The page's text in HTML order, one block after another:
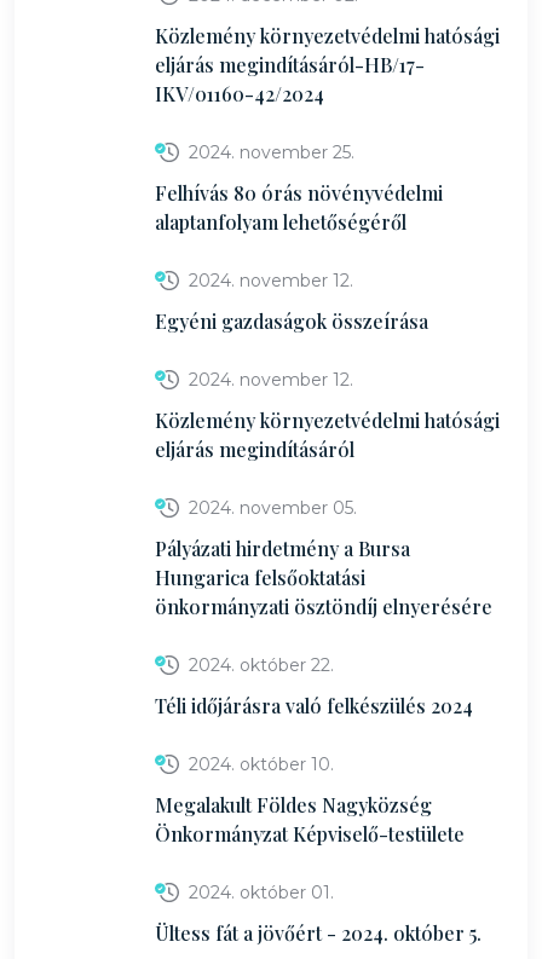
Közlemény környezetvédelmi hatósági
eljárás megindításáról-HB/17-
IKV/01160-42/2024
2024. november 25.
Felhívás 80 órás növényvédelmi
alaptanfolyam lehetőségéről
2024. november 12.
Egyéni gazdaságok összeírása
2024. november 12.
Közlemény környezetvédelmi hatósági
eljárás megindításáról
2024. november 05.
Pályázati hirdetmény a Bursa
Hungarica felsőoktatási
önkormányzati ösztöndíj elnyerésére
2024. október 22.
Téli időjárásra való felkészülés 2024
2024. október 10.
Megalakult Földes Nagyközség
Önkormányzat Képviselő-testülete
2024. október 01.
Ültess fát a jövőért - 2024. október 5.